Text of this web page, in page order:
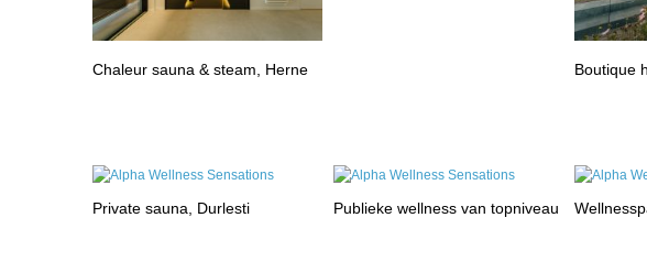
Chaleur sauna & steam, Herne Boutique
Private sauna, Durlesti Publieke wellness van topniveau